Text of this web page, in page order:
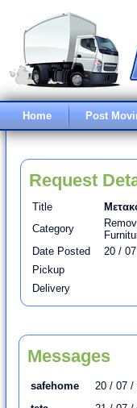
Home Post
Request
Title
Category
Date Posted
20 /
Pickup
Delivery
Messages
safehome 20 / 07 /